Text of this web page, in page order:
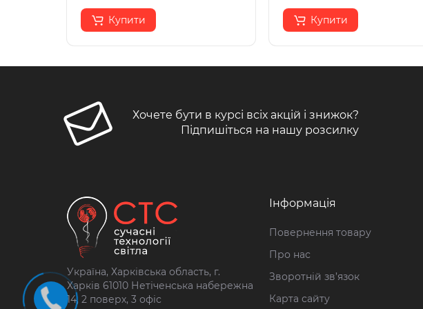
Купити Купити
Хочете бути в курсі всіх акцій і знижок?
Підпишіться на нашу розсилку
Україна, Харківська область, г.
Харків 61010 Нетіченська набережна
14, 2 поверх, 3 офіс
Інформація
Повернення товару
Про нас
Зворотній зв’язок
Карта сайту